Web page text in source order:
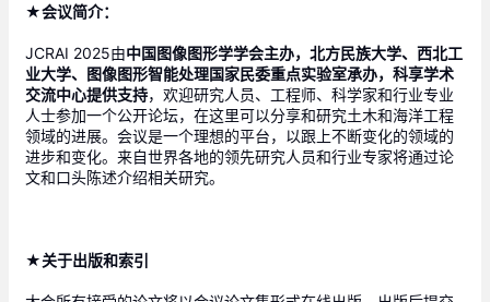
★会议简介：
JCRAI 2025由中国图像图形学学会主办，北方民族大学、西北工
业大学、图像图形智能处理国家民委重点实验室承办，科享学术
交流中心提供支持，欢迎研究人员、工程师、科学家和行业专业
人士参加一个公开论坛，在这里可以分享和研究土木和海洋工程
领域的进展。会议是一个理想的平台，以跟上不断变化的领域的
进步和变化。来自世界各地的领先研究人员和行业专家将通过论
文和口头陈述介绍相关研究。
★关于出版和索引